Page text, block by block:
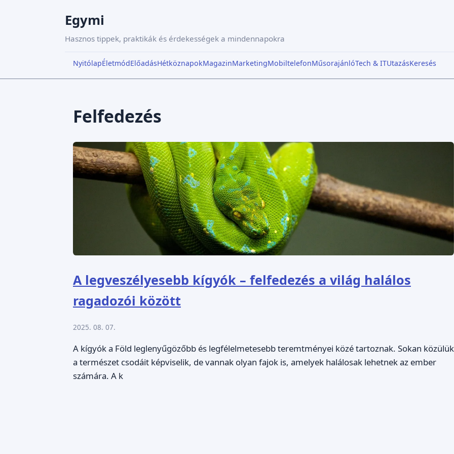
Egymi
Hasznos tippek, praktikák és érdekességek a mindennapokra
NyitólapÉletmódElőadásHétköznapokMagazinMarketingMobiltelefonMűsorajánlóTech & ITUtazásKeresés
Felfedezés
A legveszélyesebb kígyók – felfedezés a világ halálos
ragadozói között
2025. 08. 07.
A kígyók a Föld leglenyűgözőbb és legfélelmetesebb teremtményei közé tartoznak. Sokan közülük
a természet csodáit képviselik, de vannak olyan fajok is, amelyek halálosak lehetnek az ember
számára. A k